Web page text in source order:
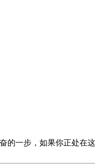
知道怎么办。
的问题是现实且具体的
通过显微成像等其他技
的一步，如果你正处在